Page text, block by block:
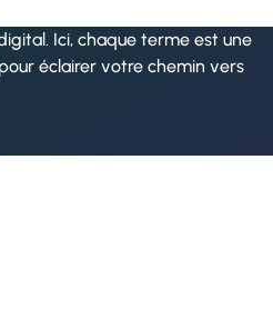
Ici, chaque terme est une
éclairer votre chemin vers